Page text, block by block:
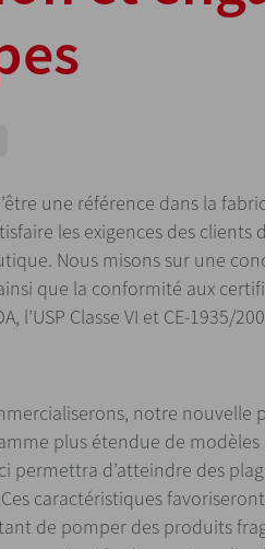
une référence dans la
les exigences des clients
Nous misons sur une
que la conformité aux
l’USP Classe VI et CE-1935/
notre nouvelle
plus étendue de
permettra d’atteindre des
caractéristiques
de pomper des produits